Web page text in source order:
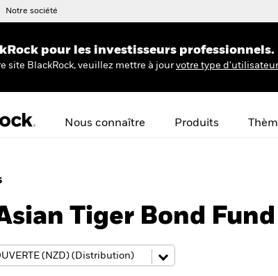
Notre société
pour les investisseurs professionnels.
site BlackRock, veuillez mettre à jour votre type d'utilisateur
Nous connaître Produits
Tiger Bond Fund